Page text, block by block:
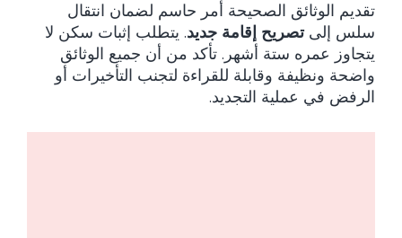
تقديم الوثائق الصحيحة أمر حاسم لضمان انتقال
سلس إلىتصريح إقامة جديد. يتطلب إثبات سكن لا
يتجاوز عمره ستة أشهر. تأكد من أن جميع الوثائق
واضحة ونظيفة وقابلة للقراءة لتجنب التأخيرات أو
الرفض في عملية التجديد.